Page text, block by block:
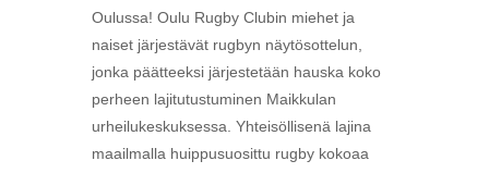
Oulussa! Oulu Rugby Clubin miehet ja
naiset järjestävät rugbyn näytösottelun,
jonka päätteeksi järjestetään hauska koko
perheen lajitutustuminen Maikkulan
urheilukeskuksessa. Yhteisöllisenä lajina
maailmalla huippusuosittu rugby kokoaa